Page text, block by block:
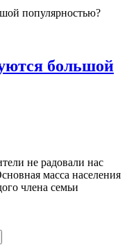
большой
не радовали нас
масса населения
члена семьи